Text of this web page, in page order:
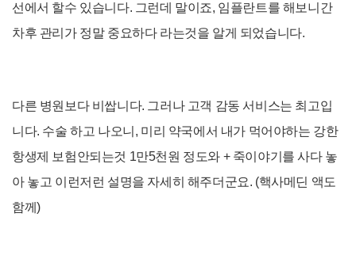
선에서 할수 있습니다. 그런데 말이죠, 임플란트를 해보니간
차후 관리가 정말 중요하다 라는것을 알게 되었습니다.
다른 병원보다 비쌉니다. 그러나 고객 감동 서비스는 최고입
니다. 수술 하고 나오니, 미리 약국에서 내가 먹어야하는 강한
항생제 보험안되는것 1만5천원 정도와 + 죽이야기를 사다 놓
아 놓고 이런저런 설명을 자세히 해주더군요. (핵사메딘 액도
함께)